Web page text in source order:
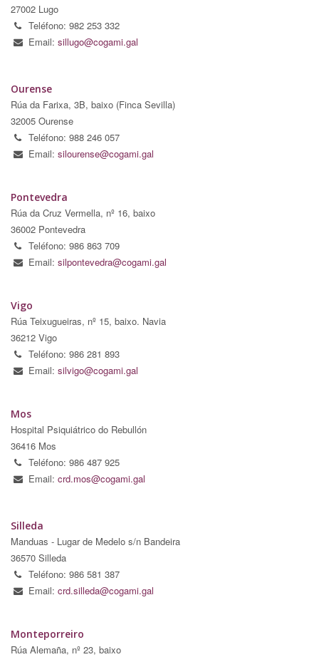
27002 Lugo
Teléfono: 982 253 332
Email: sillugo@cogami.gal
Ourense
Rúa da Farixa, 3B, baixo (Finca Sevilla)
32005 Ourense
Teléfono: 988 246 057
Email: silourense@cogami.gal
Pontevedra
Rúa da Cruz Vermella, nº 16, baixo
36002 Pontevedra
Teléfono: 986 863 709
Email: silpontevedra@cogami.gal
Vigo
Rúa Teixugueiras, nº 15, baixo. Navia
36212 Vigo
Teléfono: 986 281 893
Email: silvigo@cogami.gal
Mos
Hospital Psiquiátrico do Rebullón
36416 Mos
Teléfono: 986 487 925
Email: crd.mos@cogami.gal
Silleda
Manduas - Lugar de Medelo s/n Bandeira
36570 Silleda
Teléfono: 986 581 387
Email: crd.silleda@cogami.gal
Monteporreiro
Rúa Alemaña, nº 23, baixo